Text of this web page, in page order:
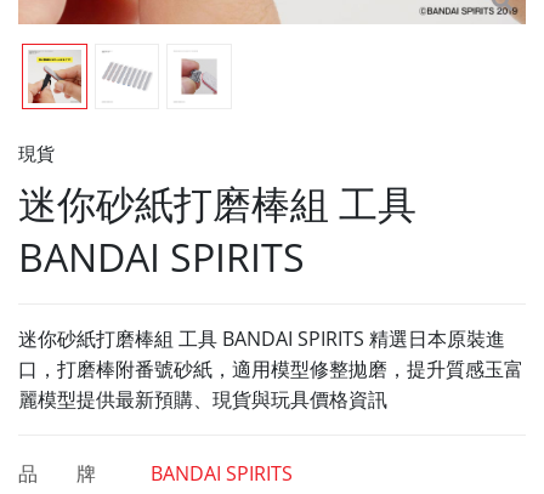
現貨
迷你砂紙打磨棒組 工具
BANDAI SPIRITS
迷你砂紙打磨棒組 工具 BANDAI SPIRITS 精選日本原裝進
口，打磨棒附番號砂紙，適用模型修整拋磨，提升質感玉富
麗模型提供最新預購、現貨與玩具價格資訊
品 牌
BANDAI SPIRITS